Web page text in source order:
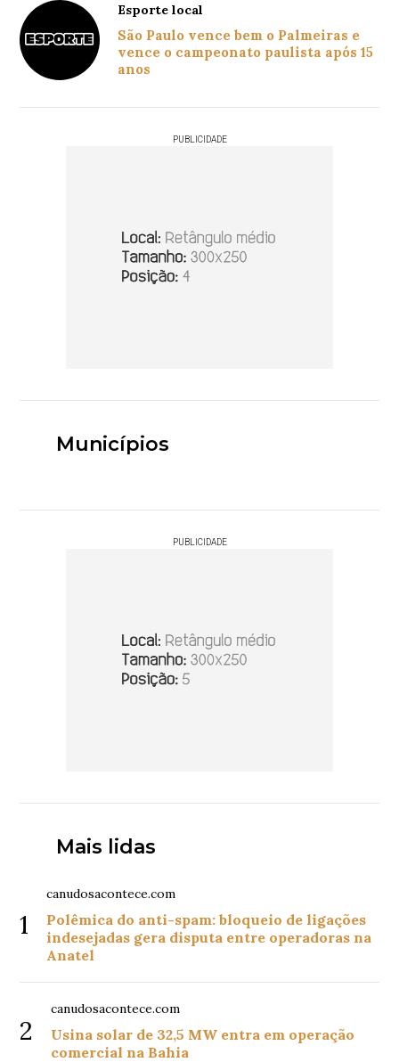
Esporte local
São Paulo vence bem o Palmeiras e
vence o campeonato paulista após 15
anos
PUBLICIDADE
Municípios
PUBLICIDADE
Mais lidas
1
canudosacontece.com
Polêmica do anti-spam: bloqueio de ligações
indesejadas gera disputa entre operadoras na
Anatel
2
canudosacontece.com
Usina solar de 32,5 MW entra em operação
comercial na Bahia